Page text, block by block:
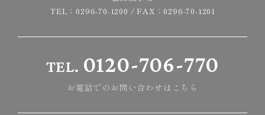
TEL： 0296-70-1200 / FAX：0296-70-1201
TEL. 0120-706-770
お電話でのお問い合わせはこちら